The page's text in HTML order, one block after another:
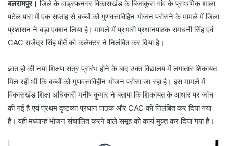
बलरामपुर। जिले के वाड्रफनगर विकासखंड के बिजाकुरा गांव के प्राथमिक शाला
पटेल पारा में एक सप्ताह से बच्चों को गुणवत्ताविहिन भोजन परोसने के मामले में जिला
प्रशासन ने बड़ा एक्शन लिया है। मामले में प्रभारी प्रधानपाठक रामधनी सिंह एवं
CAC राजेंद्र सिंह पोर्ते को कलेक्टर ने निलंबित कर दिया है।
ज्ञात हो की नया शिक्षण सत्र प्रारंभ होने के बाद उक्त विद्यालय में लगातार शिकायत
मिल रही थी कि बच्चों को गुणवत्ताविहीन भोजन परोसा जा रहा है। इस मामले में
विकासखंड शिक्षा अधिकारी मनीष कुमार ने बताया कि शिकायत के आधार पर जांच
की गई है एवं प्रथम दृष्टव्या प्रधान पाठक और CAC को निलंबित कर दिया गया
है। वही मध्यान्ह भोजन संचालित करने वाले समूह को कार्य मुक्त कर दिया गया है।